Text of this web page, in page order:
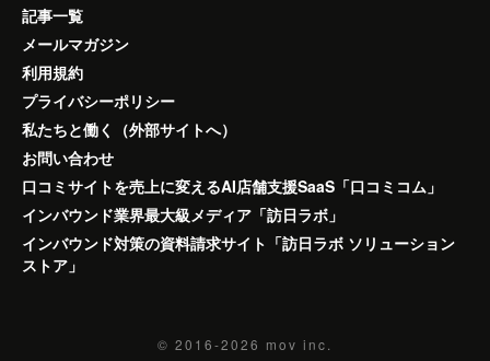
記事一覧
メールマガジン
利用規約
プライバシーポリシー
私たちと働く（外部サイトへ）
お問い合わせ
口コミサイトを売上に変えるAI店舗支援SaaS「口コミコム」
インバウンド業界最大級メディア「訪日ラボ」
インバウンド対策の資料請求サイト「訪日ラボ ソリューション
ストア」
© 2016-2026 mov inc.